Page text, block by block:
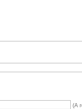
(A